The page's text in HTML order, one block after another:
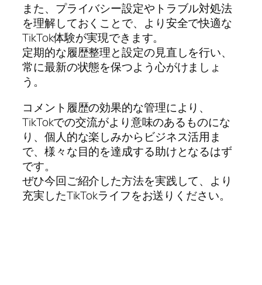
また、プライバシー設定やトラブル対処法
を理解しておくことで、より安全で快適な
TikTok体験が実現できます。
定期的な履歴整理と設定の見直しを行い、
常に最新の状態を保つよう心がけましょ
う。
コメント履歴の効果的な管理により、
TikTokでの交流がより意味のあるものにな
り、個人的な楽しみからビジネス活用ま
で、様々な目的を達成する助けとなるはず
です。
ぜひ今回ご紹介した方法を実践して、より
充実したTikTokライフをお送りください。